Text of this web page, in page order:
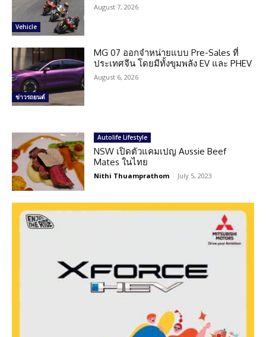
Vehicle
August 7, 2026
ข่าวรถยนต์
MG 07 ออกจำหน่ายแบบ Pre-Sales ที่
ประเทศจีน โดยมีทั้งขุมพลัง EV และ PHEV
August 6, 2026
Autolife Lifestyle
NSW เปิดตัวแคมเปญ Aussie Beef
Mates ในไทย
Nithi Thuamprathom - July 5, 2023